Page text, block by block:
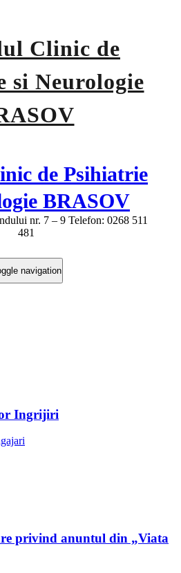
de Psihiatrie
BRASOV
nr. 7 – 9 Telefon: 0268 511
481
navigation
Ingrijiri
privind anuntul din „Viata